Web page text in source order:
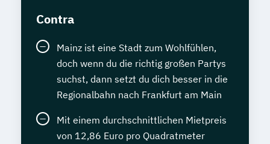
Contra
Mainz ist eine Stadt zum Wohlfühlen,
doch wenn du die richtig großen Partys
suchst, dann setzt du dich besser in die
Regionalbahn nach Frankfurt am Main
Mit einem durchschnittlichen Mietpreis
von 12,86 Euro pro Quadratmeter